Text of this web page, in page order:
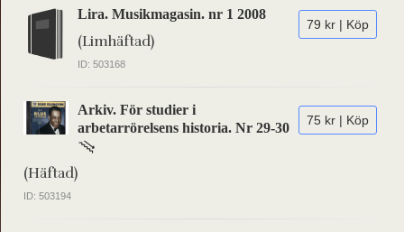
79 kr | Köp
Lira. Musikmagasin. nr 1 2008
(Limhäftad)
ID: 503168
75 kr | Köp
Arkiv. För studier i
arbetarrörelsens historia. Nr 29-30
(Häftad)
ID: 503194